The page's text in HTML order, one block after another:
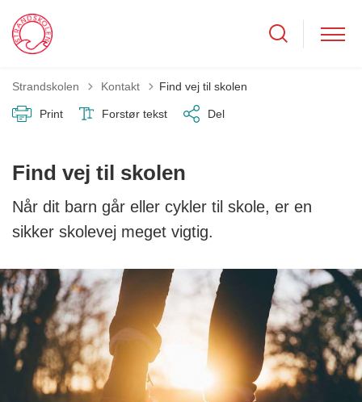
Strandskolen Tilbage til
Kontakt Find vej til skolen
Print Forstør tekst Del
Find vej til skolen
Når dit barn går eller cykler til skole, er en
sikker skolevej meget vigtig.